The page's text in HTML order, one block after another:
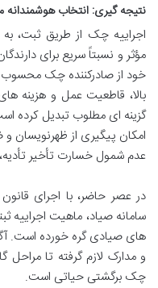
نتیجه گیری: انتخاب
اجراییه چک از طریق ثبت، به
مؤثر و نسبتاً سریع برای
خود از صادرکننده چک
بالا، قاطعیت عمل و هزینه
گزینه ای مطلوب تبدیل کرده
امکان پیگیری از ظهرنویسان
عدم شمول خسارت تأخیر
در عصر حاضر، با اجرای
سامانه صیاد، ماهیت
های صیادی گره خورده است.
و مدارک لازم گرفته تا مراحل
چک برگشتی حیاتی است.